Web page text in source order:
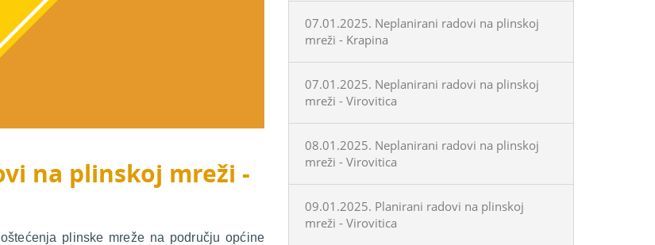
na plinskoj mreži -
plinske mreže na području općine
07.01.2025. Neplanirani radovi na plinskoj
mreži - Krapina
07.01.2025. Neplanirani radovi na plinskoj
mreži - Virovitica
08.01.2025. Neplanirani radovi na plinskoj
mreži - Virovitica
09.01.2025. Planirani radovi na plinskoj
mreži - Virovitica